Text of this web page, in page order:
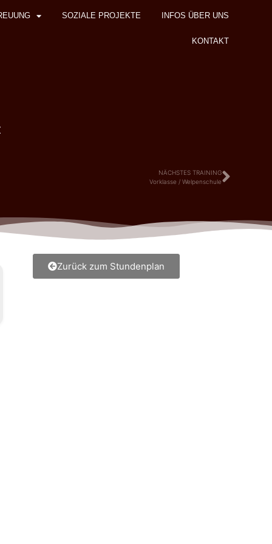
SOZIALE PROJEKTE INFOS ÜBER UNS
KONTAKT
NÄCHSTES TRAINING
Vorklasse / Welpenschule
Zurück zum Stundenplan